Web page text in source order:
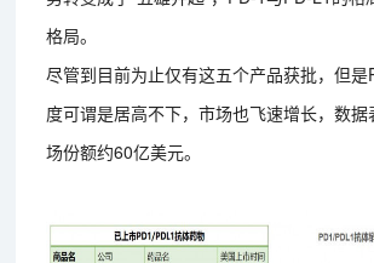
格局。
尽管到目前为止仅有这五个产品获批，但
度可谓是居高不下，市场也飞速增长，数
场份额约60亿美元。